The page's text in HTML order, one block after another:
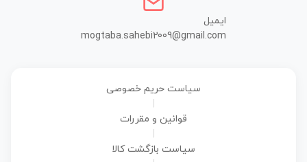
ایمیل
mogtaba.sahebi2009@gmail.com
سیاست حریم خصوصی
قوانین و مقررات
سیاست بازگشت کالا